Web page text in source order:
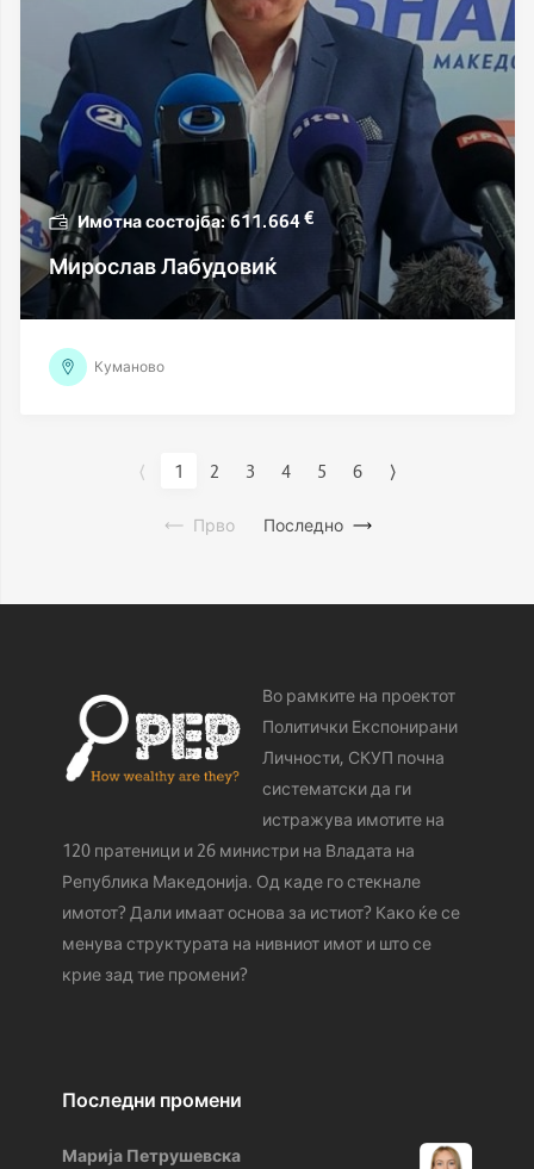
611.664€
Мирослав Лабудовиќ
Куманово
⟨ 1 2 3 4 5 6 ⟩
Прво Последно
Во рамките на проектот
Политички Експонирани
Личности, СКУП почна
систематски да ги
истражува имотите на
120 пратеници и 26 министри на Владата на
Република Македонија. Од каде го стeкнале
имотот? Дали имаат основа за истиот? Како ќе се
менува структурата на нивниот имот и што се
крие зад тие промени?
Последни промени
Марија Петрушевска